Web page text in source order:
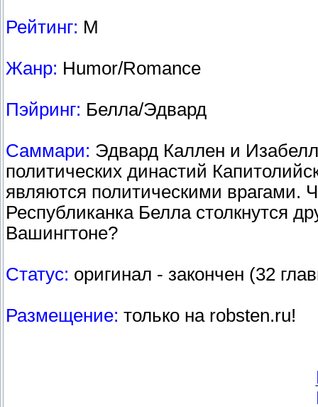
Рейтинг: М
Жанр: Humor/Romance
Пэйринг: Белла/Эдвард
Саммари: Эдвард Каллен и
политических династий
являются политическими врагами.
Республиканка Белла столкнутся
Вашингтоне?
Статус: оригинал - закончен (32
Размещение: только на robsten.ru!